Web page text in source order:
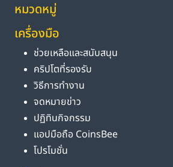
หมวดหมู่
เครื่องมือ
ช่วยเหลือและสนับสนุน
คริปโตที่รองรับ
วิธีการทำงาน
จดหมายข่าว
ปฏิทินกิจกรรม
แอปมือถือ CoinsBee
โปรโมชั่น